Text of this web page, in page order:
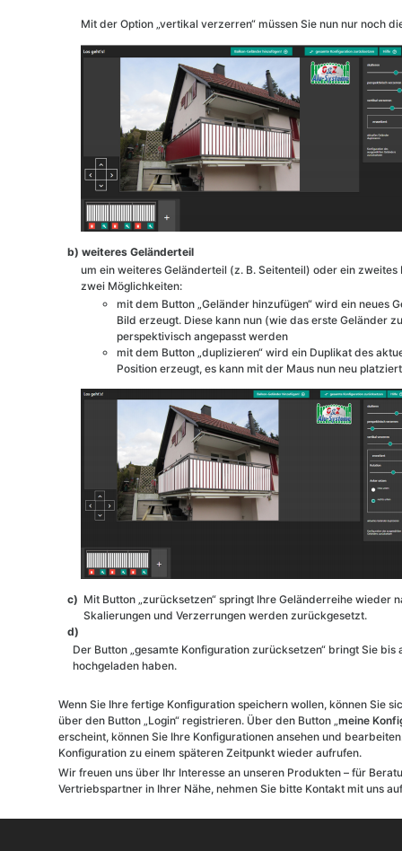
Mit der Option „vertikal verzerren“ müssen Sie nun nur noch
b) weiteres Geländerteil
um ein weiteres Geländerteil (z. B. Seitenteil) oder ein
zwei Möglichkeiten:
mit dem Button „Geländer hinzufügen“ wird ein neues
Bild erzeugt. Diese kann nun (wie das erste Geländer
perspektivisch angepasst werden
mit dem Button „duplizieren“ wird ein Duplikat des
Position erzeugt, es kann mit der Maus nun neu
c) Mit Button „zurücksetzen“ springt Ihre Geländerreihe wieder
Skalierungen und Verzerrungen werden zurückgesetzt.
d)
Der Button „gesamte Konfiguration zurücksetzen“ bringt Sie
hochgeladen haben.
Wenn Sie Ihre fertige Konfiguration speichern wollen, können Sie
über den Button „Login“ registrieren. Über den Button „meine
erscheint, können Sie Ihre Konfigurationen ansehen und
Konfiguration zu einem späteren Zeitpunkt wieder aufrufen.
Wir freuen uns über Ihr Interesse an unseren Produkten – für
Vertriebspartner in Ihrer Nähe, nehmen Sie bitte Kontakt mit uns